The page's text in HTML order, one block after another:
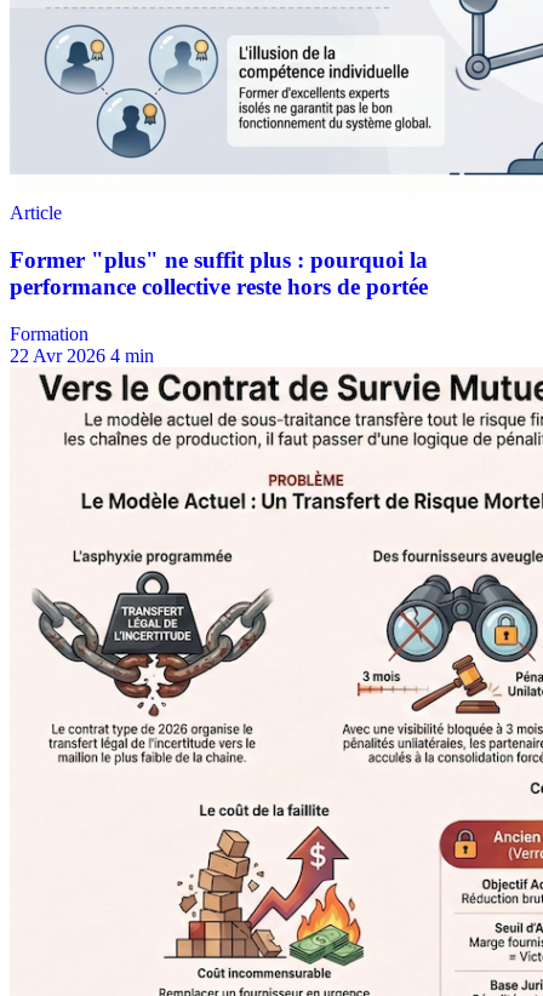
Formation
22 Avr 2026 4 min